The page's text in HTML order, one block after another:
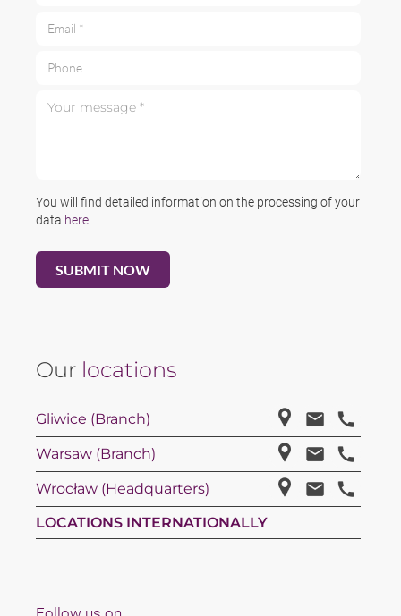
You will find detailed information on the processing of your
data here
Our locations
Gliwice (Branch)
Warsaw (Branch)
Wrocław (Headquarters)
LOCATIONS INTERNATIONALLY